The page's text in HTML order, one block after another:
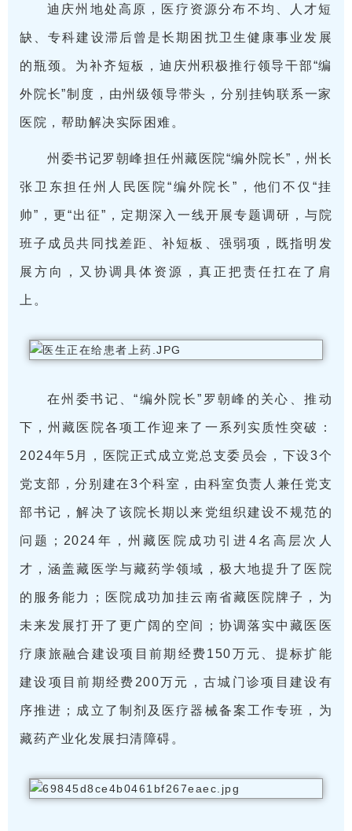
迪庆州地处高原，医疗资源分布不均、人才短
缺、专科建设滞后曾是长期困扰卫生健康事业发展
的瓶颈。为补齐短板，迪庆州积极推行领导干部“编
外院长”制度，由州级领导带头，分别挂钩联系一家
医院，帮助解决实际困难。
州委书记罗朝峰担任州藏医院“编外院长”，州长
张卫东担任州人民医院“编外院长”，他们不仅“挂
帅”，更“出征”，定期深入一线开展专题调研，与院
班子成员共同找差距、补短板、强弱项，既指明发
展方向，又协调具体资源，真正把责任扛在了肩
上。
在州委书记、“编外院长”罗朝峰的关心、推动
下，州藏医院各项工作迎来了一系列实质性突破：
2024年5月，医院正式成立党总支委员会，下设3个
党支部，分别建在3个科室，由科室负责人兼任党支
部书记，解决了该院长期以来党组织建设不规范的
问题；2024年，州藏医院成功引进4名高层次人
才，涵盖藏医学与藏药学领域，极大地提升了医院
的服务能力；医院成功加挂云南省藏医院牌子，为
未来发展打开了更广阔的空间；协调落实中藏医医
疗康旅融合建设项目前期经费150万元、提标扩能
建设项目前期经费200万元，古城门诊项目建设有
序推进；成立了制剂及医疗器械备案工作专班，为
藏药产业化发展扫清障碍。